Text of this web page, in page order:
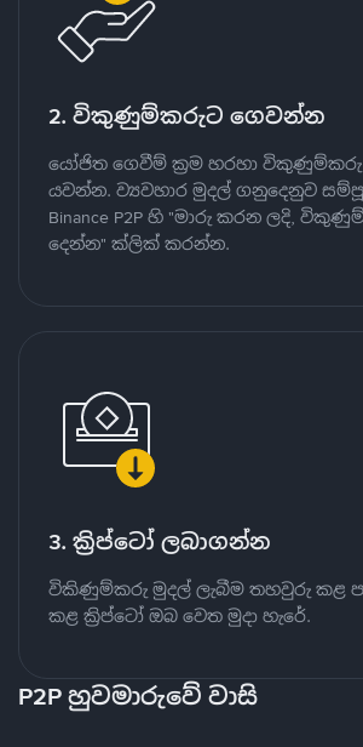
2. විකුණුම්කරුට ගෙවන්න
යෝජිත ගෙවීම් ක්‍රම හරහා විකුණුම්කරු
යවන්න. ව්‍යවහාර මුදල් ගනුදෙනුව
Binance P2P හි "මාරු කරන ලදි,
දෙන්න" ක්ලික් කරන්න.
3. ක්‍රිප්ටෝ ලබාගන්න
විකිණුම්කරු මුදල් ලැබීම තහවුරු කළ
කළ ක්‍රිප්ටෝ ඔබ වෙත මුදා හැරේ.
P2P හුවමාරුවේ වාසි